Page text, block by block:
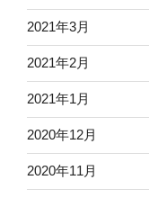
2021年3月
2021年2月
2021年1月
2020年12月
2020年11月